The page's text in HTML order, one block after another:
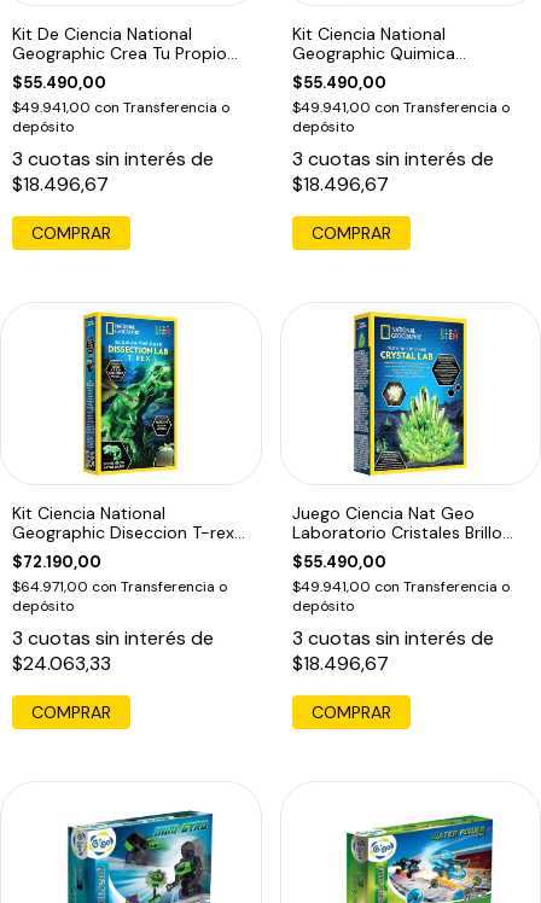
Kit De Ciencia National
Geographic Crea Tu Propio
Volcán
$55.490,00
$49.941,00 con Transferencia o
depósito
3 cuotas sin interés de
$18.496,67
Kit Ciencia National
Geographic Quimica
Experimentos
$55.490,00
$49.941,00 con Transferencia o
depósito
3 cuotas sin interés de
$18.496,67
Kit Ciencia National
Geographic Diseccion T-rex
Brilla
$72.190,00
$64.971,00 con Transferencia o
depósito
3 cuotas sin interés de
$24.063,33
Juego Ciencia Nat Geo
Laboratorio Cristales Brillo
Oscuridad
$55.490,00
$49.941,00 con Transferencia o
depósito
3 cuotas sin interés de
$18.496,67